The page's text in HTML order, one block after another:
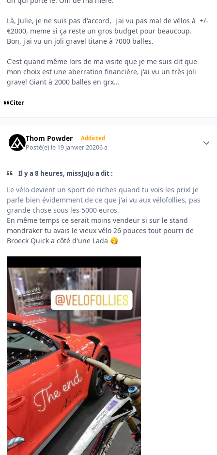
Là, Julie, je ne suis pas d'accord, j'ai vu pas mal de vélos à +/-
€2000, meme si ça reste un gros budget pour beaucoup.
Bon, j'ai vu un joli gravel titane à 7000 balles.
C'est quand même lors de ma visite que je me suis dit que
mon choix est une aberration financière, j'ai vu un très joli
gravel Giant à 2000 balles en grx...
Citer
Thom Powder Addicted
Posté(e) le 19 janvier 20206 a
Il y a 8 heures, missJuJu a dit :
Le vélo devient un sport de riches quand tu vois les prix! Je
parle bien évidemment de ce que j'ai vu aux vélofollies, pas
grande chose sous les 5000 euros.
En même temps ce serait moins vendeur si sur le stand
mondraker tu avais le vieux vélo 26 pouces tout pourri de
Broeck Quick a côté d'une Lada 😋